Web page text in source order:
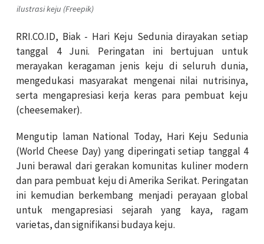
ilustrasi keju (Freepik)
RRI.CO.ID, Biak - Hari Keju Sedunia dirayakan setiap
tanggal 4 Juni. Peringatan ini bertujuan untuk
merayakan keragaman jenis keju di seluruh dunia,
mengedukasi masyarakat mengenai nilai nutrisinya,
serta mengapresiasi kerja keras para pembuat keju
(cheesemaker).
Mengutip laman National Today, Hari Keju Sedunia
(World Cheese Day) yang diperingati setiap tanggal 4
Juni berawal dari gerakan komunitas kuliner modern
dan para pembuat keju di Amerika Serikat. Peringatan
ini kemudian berkembang menjadi perayaan global
untuk mengapresiasi sejarah yang kaya, ragam
varietas, dan signifikansi budaya keju.